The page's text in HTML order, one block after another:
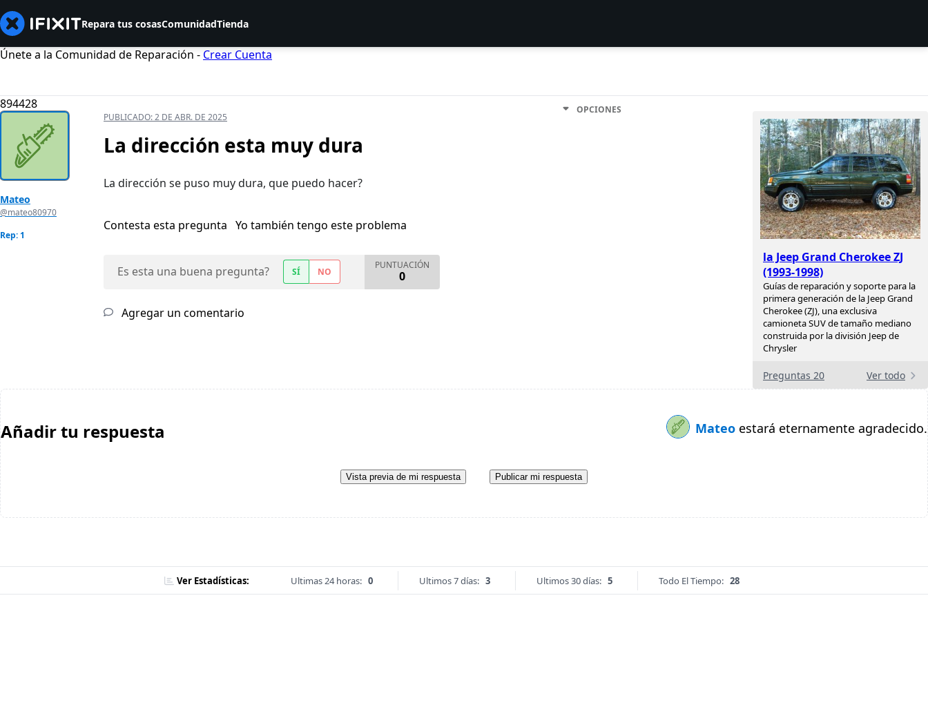
Repara tus cosasComunidadTienda
Únete a la Comunidad de Reparación - Crear Cuenta
894428
la Jeep Grand Cherokee ZJ
(1993-1998)
Guías de reparación y soporte para la
primera generación de la Jeep Grand
Cherokee (ZJ), una exclusiva
camioneta SUV de tamaño mediano
construida por la división Jeep de
Chrysler
Preguntas 20 Ver todo
Mateo
@mateo80970
Rep: 1
PUBLICADO:2 DE ABR. DE 2025
OPCIONES
La dirección esta muy dura
La dirección se puso muy dura, que puedo hacer?
Contesta esta pregunta Yo también tengo este problema
Es esta una buena pregunta? SÍ NO
PUNTUACIÓN
0
Agregar un comentario
Añadir tu respuesta Mateo estará eternamente agradecido.
Vista previa de mi respuesta Publicar mi respuesta
Ver Estadísticas: Ultimas 24 horas: 0 Ultimos 7 días: 3 Ultimos 30 días: 5 Todo El Tiempo: 28